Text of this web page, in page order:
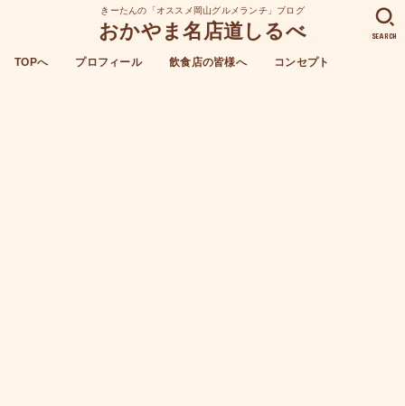
きーたんの「オススメ岡山グルメランチ」ブログ
おかやま名店道しるべ
TOPへ プロフィール 飲食店の皆様へ コンセプト
SEARCH